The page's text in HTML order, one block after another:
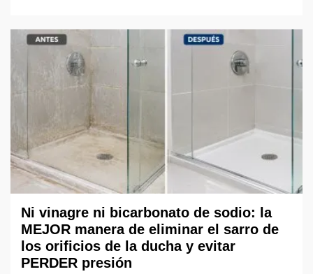
Ni vinagre ni bicarbonato de sodio: la
MEJOR manera de eliminar el sarro de
los orificios de la ducha y evitar
PERDER presión